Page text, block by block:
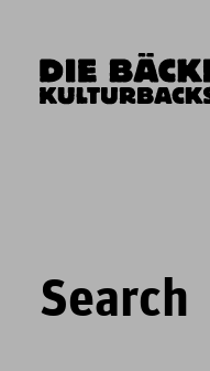
Search